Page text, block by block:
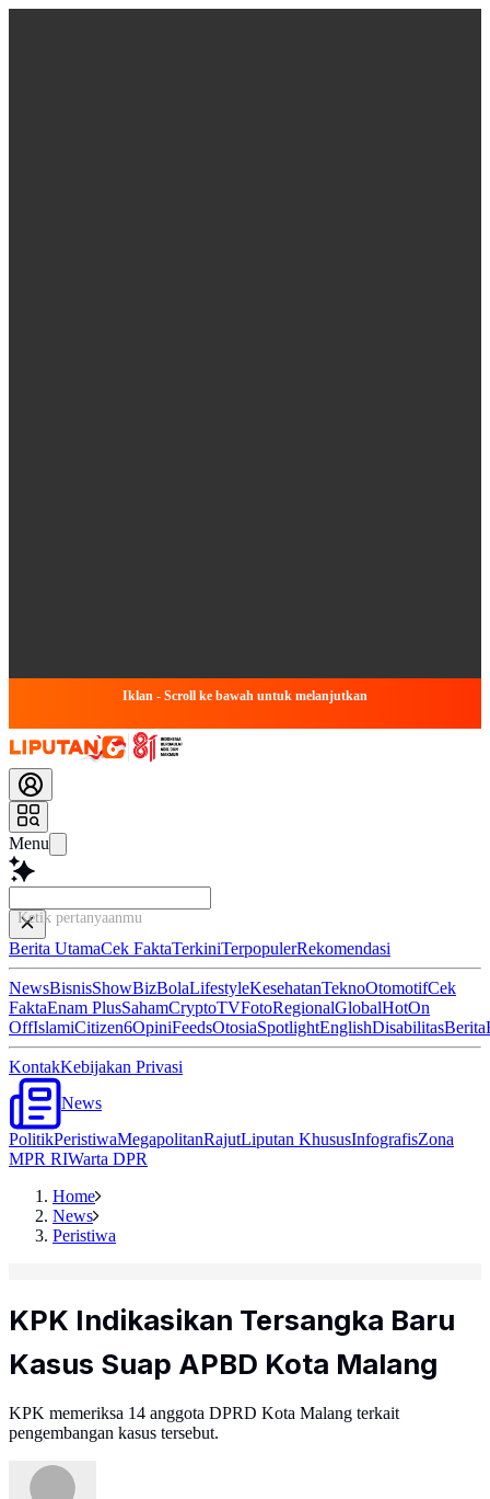
Iklan - Scroll ke bawah untuk melanjutkan
Menu
Ketik pertanyaanmu di sini...
Berita UtamaCek FaktaTerkiniTerpopulerRekomendasi
NewsBisnisShowBizBolaLifestyleKesehatanTeknoOtomotifCek
FaktaEnam PlusSahamCryptoTVFotoRegionalGlobalHotOn
OffIslamiCitizen6OpiniFeedsOtosiaSpotlightEnglishDisabilitasBerita
KontakKebijakan Privasi
News
PolitikPeristiwaMegapolitanRajutLiputan KhususInfografisZona
MPR RIWarta DPR
Home
News
Peristiwa
KPK Indikasikan Tersangka Baru
Kasus Suap APBD Kota Malang
KPK memeriksa 14 anggota DPRD Kota Malang terkait
pengembangan kasus tersebut.